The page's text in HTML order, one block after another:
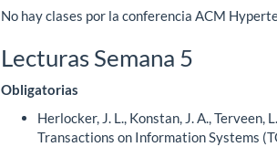
No hay clases por la conferencia ACM
Lecturas Semana 5
Obligatorias
Herlocker, J. L., Konstan, J. A.,
Transactions on Information Systems